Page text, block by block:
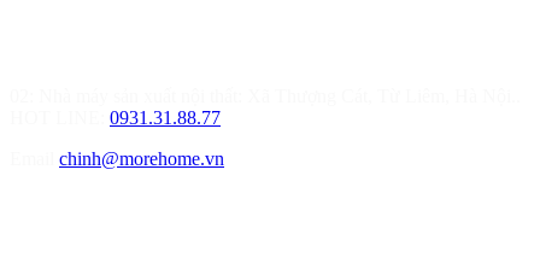
0931.31.88.77
chinh@morehome.vn